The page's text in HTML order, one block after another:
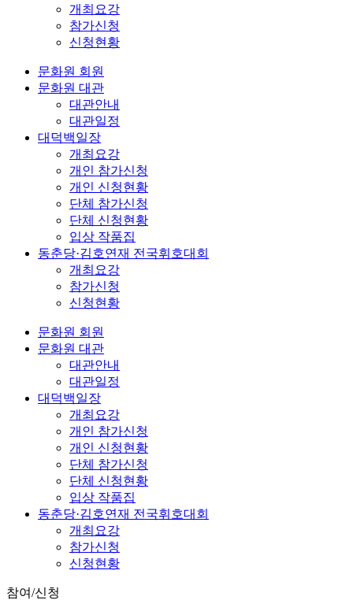
개최요강
참가신청
신청현황
문화원 회원
문화원 대관
대관안내
대관일정
대덕백일장
개최요강
개인 참가신청
개인 신청현황
단체 참가신청
단체 신청현황
입상 작품집
동춘당·김호연재 전국휘호대회
개최요강
참가신청
신청현황
문화원 회원
문화원 대관
대관안내
대관일정
대덕백일장
개최요강
개인 참가신청
개인 신청현황
단체 참가신청
단체 신청현황
입상 작품집
동춘당·김호연재 전국휘호대회
개최요강
참가신청
신청현황
참여/신청